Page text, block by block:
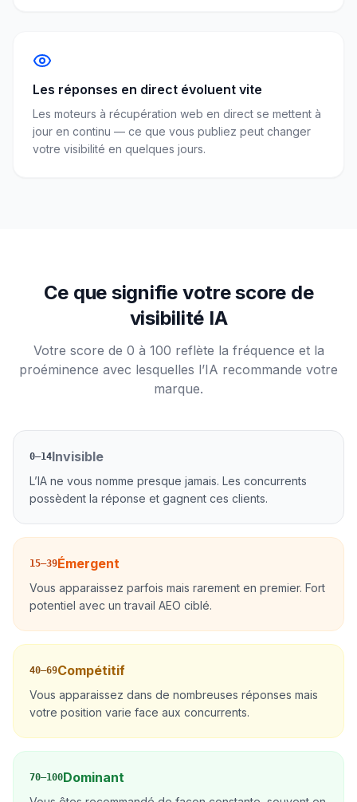
Les réponses en direct évoluent vite
Les moteurs à récupération web en direct se mettent à
jour en continu — ce que vous publiez peut changer
votre visibilité en quelques jours.
Ce que signifie votre score de
visibilité IA
Votre score de 0 à 100 reflète la fréquence et la
proéminence avec lesquelles l’IA recommande votre
marque.
0–14Invisible
L’IA ne vous nomme presque jamais. Les concurrents
possèdent la réponse et gagnent ces clients.
15–39Émergent
Vous apparaissez parfois mais rarement en premier. Fort
potentiel avec un travail AEO ciblé.
40–69Compétitif
Vous apparaissez dans de nombreuses réponses mais
votre position varie face aux concurrents.
70–100Dominant